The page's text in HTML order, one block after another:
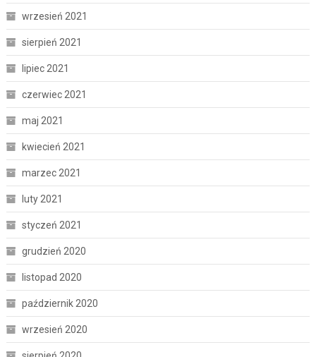
wrzesień 2021
sierpień 2021
lipiec 2021
czerwiec 2021
maj 2021
kwiecień 2021
marzec 2021
luty 2021
styczeń 2021
grudzień 2020
listopad 2020
październik 2020
wrzesień 2020